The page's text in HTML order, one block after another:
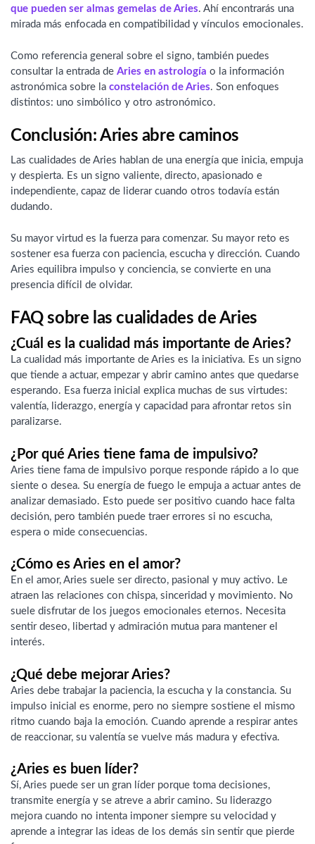
que pueden ser almas gemelas de Aries. Ahí encontrarás una
mirada más enfocada en compatibilidad y vínculos emocionales.
Como referencia general sobre el signo, también puedes
consultar la entrada de Aries en astrología o la información
astronómica sobre la constelación de Aries. Son enfoques
distintos: uno simbólico y otro astronómico.
Conclusión: Aries abre caminos
Las cualidades de Aries hablan de una energía que inicia, empuja
y despierta. Es un signo valiente, directo, apasionado e
independiente, capaz de liderar cuando otros todavía están
dudando.
Su mayor virtud es la fuerza para comenzar. Su mayor reto es
sostener esa fuerza con paciencia, escucha y dirección. Cuando
Aries equilibra impulso y conciencia, se convierte en una
presencia difícil de olvidar.
FAQ sobre las cualidades de Aries
¿Cuál es la cualidad más importante de Aries?
La cualidad más importante de Aries es la iniciativa. Es un signo
que tiende a actuar, empezar y abrir camino antes que quedarse
esperando. Esa fuerza inicial explica muchas de sus virtudes:
valentía, liderazgo, energía y capacidad para afrontar retos sin
paralizarse.
¿Por qué Aries tiene fama de impulsivo?
Aries tiene fama de impulsivo porque responde rápido a lo que
siente o desea. Su energía de fuego le empuja a actuar antes de
analizar demasiado. Esto puede ser positivo cuando hace falta
decisión, pero también puede traer errores si no escucha,
espera o mide consecuencias.
¿Cómo es Aries en el amor?
En el amor, Aries suele ser directo, pasional y muy activo. Le
atraen las relaciones con chispa, sinceridad y movimiento. No
suele disfrutar de los juegos emocionales eternos. Necesita
sentir deseo, libertad y admiración mutua para mantener el
interés.
¿Qué debe mejorar Aries?
Aries debe trabajar la paciencia, la escucha y la constancia. Su
impulso inicial es enorme, pero no siempre sostiene el mismo
ritmo cuando baja la emoción. Cuando aprende a respirar antes
de reaccionar, su valentía se vuelve más madura y efectiva.
¿Aries es buen líder?
Sí, Aries puede ser un gran líder porque toma decisiones,
transmite energía y se atreve a abrir camino. Su liderazgo
mejora cuando no intenta imponer siempre su velocidad y
aprende a integrar las ideas de los demás sin sentir que pierde